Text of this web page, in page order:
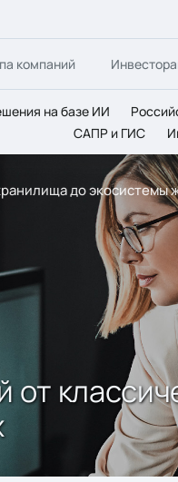
компаний
на базе ИИ
САПР и ГИС
до экосистемы
от